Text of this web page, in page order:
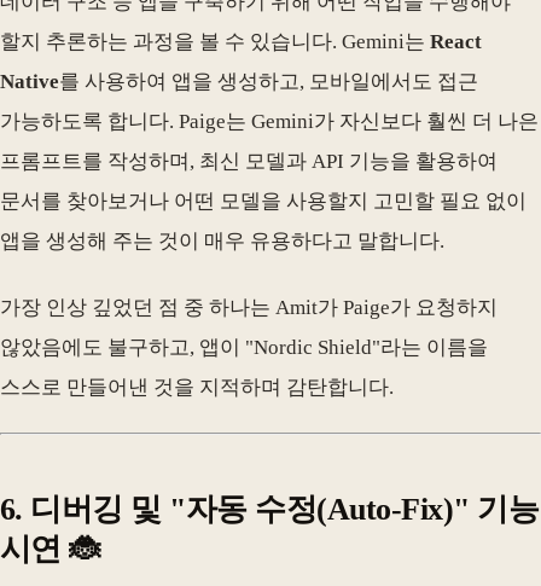
할지 추론하는 과정을 볼 수 있습니다. Gemini는 React
Native를 사용하여 앱을 생성하고, 모바일에서도 접근
가능하도록 합니다. Paige는 Gemini가 자신보다 훨씬 더 나은
프롬프트를 작성하며, 최신 모델과 API 기능을 활용하여
문서를 찾아보거나 어떤 모델을 사용할지 고민할 필요 없이
앱을 생성해 주는 것이 매우 유용하다고 말합니다.
가장 인상 깊었던 점 중 하나는 Amit가 Paige가 요청하지
않았음에도 불구하고, 앱이 "Nordic Shield"라는 이름을
스스로 만들어낸 것을 지적하며 감탄합니다.
6. 디버깅 및 "자동 수정(Auto-Fix)" 기능
시연 🐞